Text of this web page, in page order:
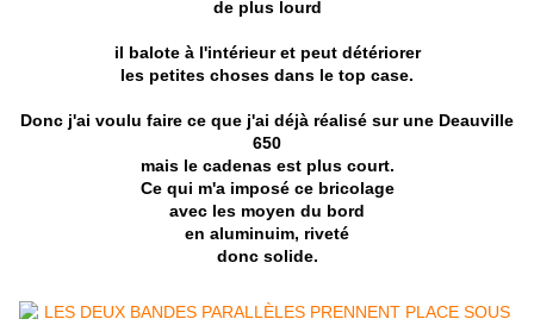
de plus lourd
il balote à l'intérieur et peut détériorer
les petites choses dans le top case.
Donc j'ai voulu faire ce que j'ai déjà réalisé sur une Deauville
650
mais le cadenas est plus court.
Ce qui m'a imposé ce bricolage
avec les moyen du bord
en aluminuim, riveté
donc solide.